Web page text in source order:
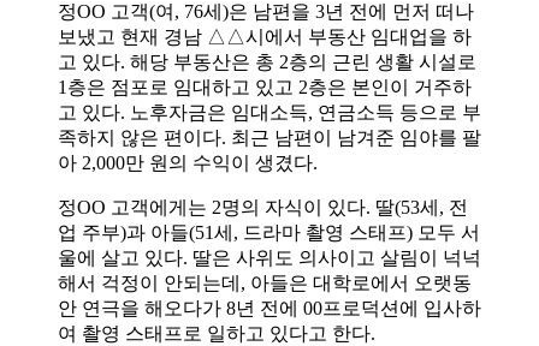
정OO 고객(여, 76세)은 남편을 3년 전에 먼저 떠나
보냈고 현재 경남 △△시에서 부동산 임대업을 하
고 있다. 해당 부동산은 총 2층의 근린 생활 시설로
1층은 점포로 임대하고 있고 2층은 본인이 거주하
고 있다. 노후자금은 임대소득, 연금소득 등으로 부
족하지 않은 편이다. 최근 남편이 남겨준 임야를 팔
아 2,000만 원의 수익이 생겼다.
정OO 고객에게는 2명의 자식이 있다. 딸(53세, 전
업 주부)과 아들(51세, 드라마 촬영 스태프) 모두 서
울에 살고 있다. 딸은 사위도 의사이고 살림이 넉넉
해서 걱정이 안되는데, 아들은 대학로에서 오랫동
안 연극을 해오다가 8년 전에 00프로덕션에 입사하
여 촬영 스태프로 일하고 있다고 한다.